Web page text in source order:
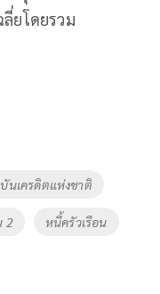
ยโดยรวม
นเครดิตแห่งชาติ
2 หนี้ครัวเรือน